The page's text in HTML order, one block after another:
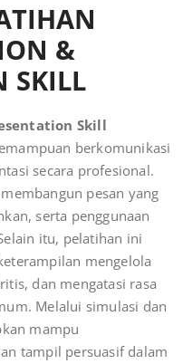
&
SKILL
Skill
berkomunikasi
secara profesional.
pesan yang
serta penggunaan
itu, pelatihan ini
mengelola
dan mengatasi rasa
Melalui simulasi dan
mampu
tampil persuasif dalam